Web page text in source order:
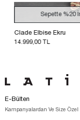
Sepette%20
Clade Elbise Ekru
14.999,00 TL
E-Bülten
Kampanyalardan Ve Size